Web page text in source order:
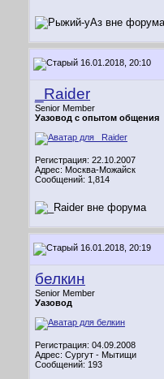
16.01.2018, 20:10
_Raider
Senior Member
Уазовод с опытом общения
Регистрация: 22.10.2007
Адрес: Москва-Можайск
Сообщений: 1,814
16.01.2018, 20:19
белкин
Senior Member
Уазовод
Регистрация: 04.09.2008
Адрес: Сургут - Мытищи
Сообщений: 193